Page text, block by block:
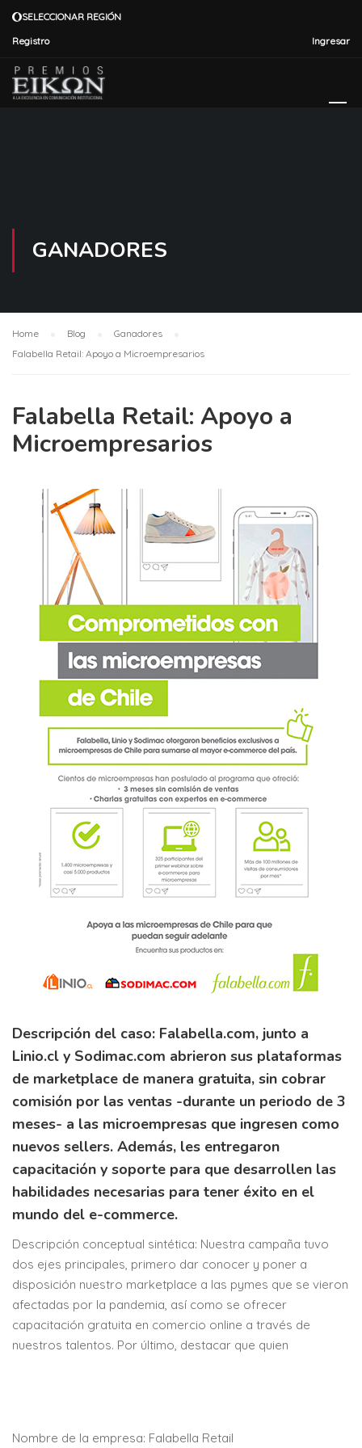
SELECCIONAR REGIÓN
Ingresar
Registro
GANADORES
Home Blog
Ganadores
Falabella Retail: Apoyo a Microempresarios
Falabella Retail: Apoyo a
Microempresarios
Descripción del caso: Falabella.com, junto a
Linio.cl y Sodimac.com abrieron sus plataformas
de marketplace de manera gratuita, sin cobrar
comisión por las ventas -durante un periodo de 3
meses- a las microempresas que ingresen como
nuevos sellers. Además, les entregaron
capacitación y soporte para que desarrollen las
habilidades necesarias para tener éxito en el
mundo del e-commerce.
Descripción conceptual sintética: Nuestra campaña tuvo
dos ejes principales, primero dar conocer y poner a
disposición nuestro marketplace a las pymes que se vieron
afectadas por la pandemia, así como se ofrecer
capacitación gratuita en comercio online a través de
nuestros talentos. Por último, destacar que quien
Nombre de la empresa: Falabella Retail